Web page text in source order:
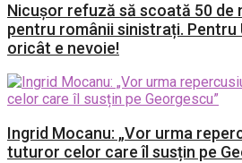
Nicușor refuză să scoată 50 de
pentru românii sinistrați. Pentru
oricât e nevoie!
Ingrid Mocanu: „Vor urma
tuturor celor care îl susțin pe